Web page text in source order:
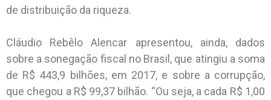
de distribuição da riqueza.
Cláudio Rebêlo Alencar apresentou, ainda, dados
sobre a sonegação fiscal no Brasil, que atingiu a soma
de R$ 443,9 bilhões, em 2017, e sobre a corrupção,
que chegou a R$ 99,37 bilhão. “Ou seja, a cada R$ 1,00